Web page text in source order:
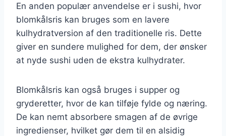
En anden populær anvendelse er i sushi, hvor
blomkålsris kan bruges som en lavere
kulhydratversion af den traditionelle ris. Dette
giver en sundere mulighed for dem, der ønsker
at nyde sushi uden de ekstra kulhydrater.
Blomkålsris kan også bruges i supper og
gryderetter, hvor de kan tilføje fylde og næring.
De kan nemt absorbere smagen af de øvrige
ingredienser, hvilket gør dem til en alsidig